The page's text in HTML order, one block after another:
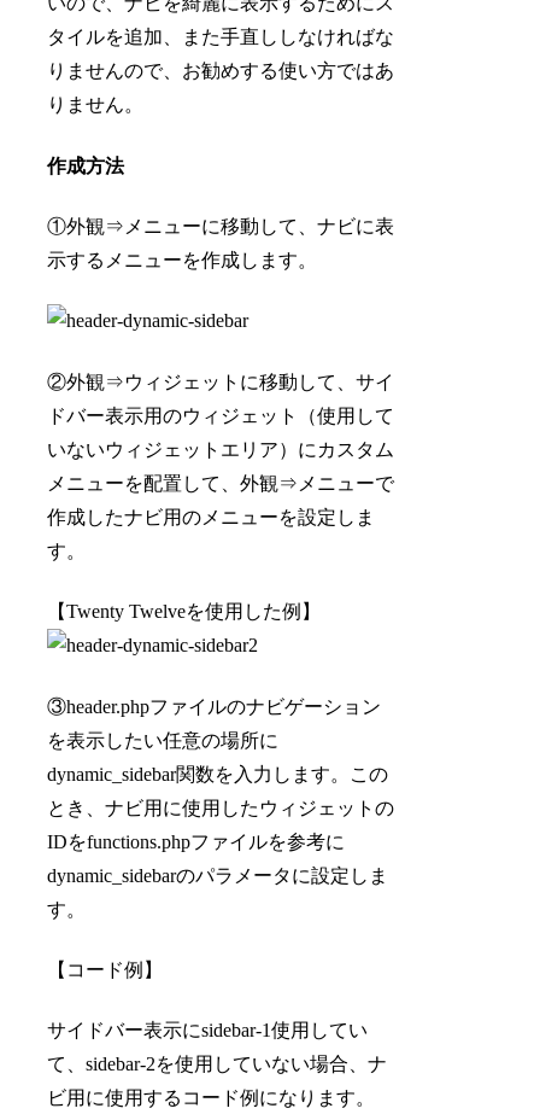
タイルを追加、また手直ししなければな
りませんので、お勧めする使い方ではあ
りません。
作成方法
①外観⇒メニューに移動して、ナビに表
示するメニューを作成します。
②外観⇒ウィジェットに移動して、サイ
ドバー表示用のウィジェット（使用して
いないウィジェットエリア）にカスタム
メニューを配置して、外観⇒メニューで
作成したナビ用のメニューを設定しま
す。
【Twenty Twelveを使用した例】
③header.phpファイルのナビゲーション
を表示したい任意の場所に
dynamic_sidebar関数を入力します。この
とき、ナビ用に使用したウィジェットの
IDをfunctions.phpファイルを参考に
dynamic_sidebarのパラメータに設定しま
す。
【コード例】
サイドバー表示にsidebar-1使用してい
て、sidebar-2を使用していない場合、ナ
ビ用に使用するコード例になります。